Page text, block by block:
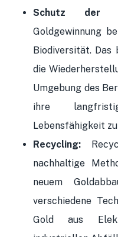
Schutz der
Goldgewinnung
Biodiversität. Das
die
Umgebung des
ihre
Lebensfähigkeit
Recycling:
nachhaltige
neuem
verschiedene
Gold aus